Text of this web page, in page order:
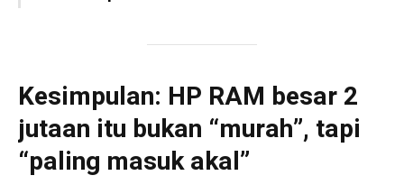
Kesimpulan: HP RAM besar 2
jutaan itu bukan “murah”, tapi
“paling masuk akal”